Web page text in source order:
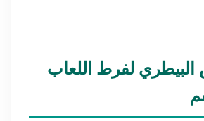
لفرط اللعاب